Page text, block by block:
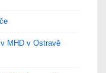
MHD v Ostravě